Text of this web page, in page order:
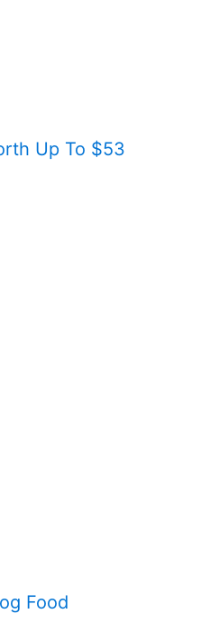
Up To $53
Food